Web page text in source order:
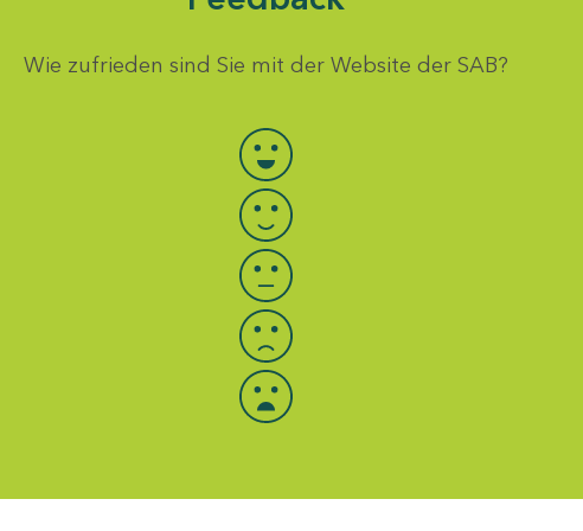
Wie zufrieden sind Sie mit der Website der SAB?
Bewertung auswählen